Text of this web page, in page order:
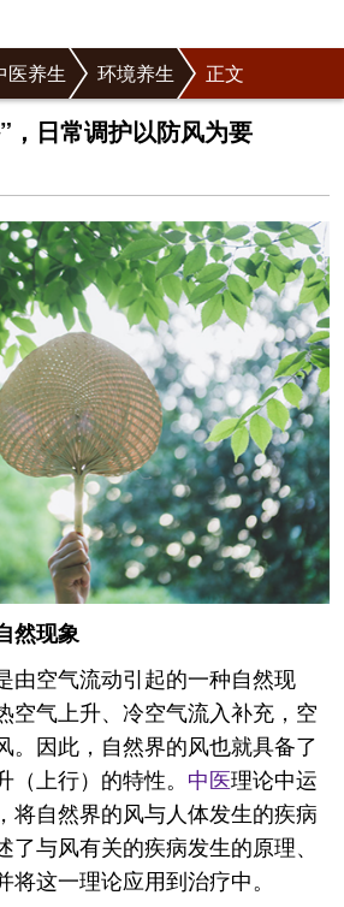
医养生 环境养生 正文
，日常调护以防风为要
然现象
由空气流动引起的一种自然现
空气上升、冷空气流入补充，空
。因此，自然界的风也就具备了
上行）的特性。 中医理论中运
将自然界的风与人体发生的疾病
与风有关的疾病发生的原理、
这一理论应用到治疗中。